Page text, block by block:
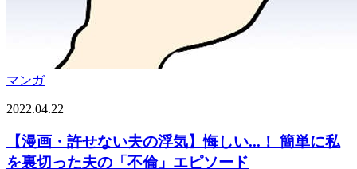
マンガ
2022.04.22
【漫画・許せない夫の浮気】悔しい...！ 簡単に私
を裏切った夫の「不倫」エピソード